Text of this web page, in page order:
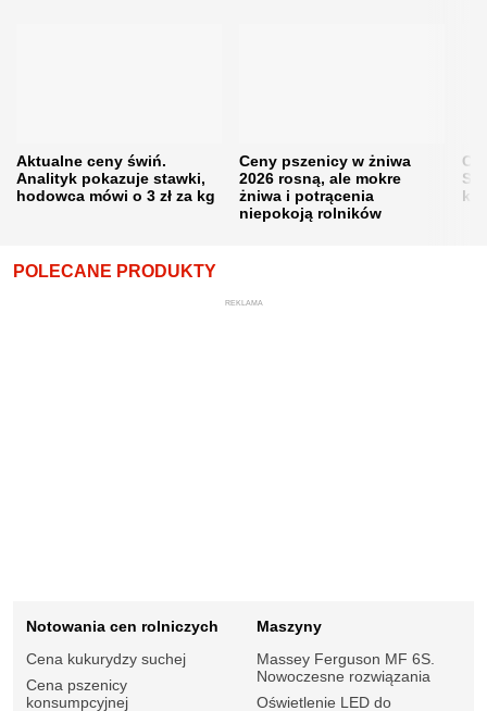
Aktualne ceny świń.
Analityk pokazuje stawki,
hodowca mówi o 3 zł za kg
Ceny pszenicy w żniwa
2026 rosną, ale mokre
żniwa i potrącenia
niepokoją rolników
POLECANE PRODUKTY
REKLAMA
Notowania cen rolniczych
Cena kukurydzy suchej
Cena pszenicy
konsumpcyjnej
Maszyny
Massey Ferguson MF 6S.
Nowoczesne rozwiązania
Oświetlenie LED do